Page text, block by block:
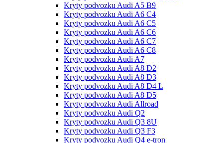
Kryty podvozku Audi A5 B9
Kryty podvozku Audi A6 C4
Kryty podvozku Audi A6 C5
Kryty podvozku Audi A6 C6
Kryty podvozku Audi A6 C7
Kryty podvozku Audi A6 C8
Kryty podvozku Audi A7
Kryty podvozku Audi A8 D2
Kryty podvozku Audi A8 D3
Kryty podvozku Audi A8 D4 L
Kryty podvozku Audi A8 D5
Kryty podvozku Audi Allroad
Kryty podvozku Audi Q2
Kryty podvozku Audi Q3 8U
Kryty podvozku Audi Q3 F3
Kryty podvozku Audi Q4 e-tron